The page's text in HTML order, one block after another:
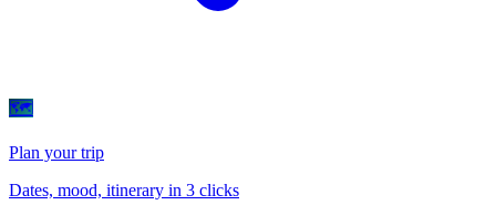
🗺
Plan your trip
Dates, mood, itinerary in 3 clicks